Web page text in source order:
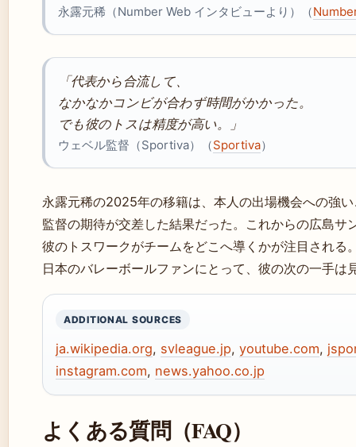
永露元稀（Number Web インタビューより）（
「代表から合流して、
なかなかコンビが合わず時間がかかった。
でも彼のトスは精度が高い。」
ウェベル監督（Sportiva）（Sportiva）
永露元稀の2025年の移籍は、本人の出場機会への強
監督の期待が交差した結果だった。これからの広島サ
彼のトスワークがチームをどこへ導くかが注目される
日本のバレーボールファンにとって、彼の次の一手は
ADDITIONAL SOURCES
ja.wikipedia.org, svleague.jp, youtube.com,
instagram.com, news.yahoo.co.jp
よくある質問（FAQ）